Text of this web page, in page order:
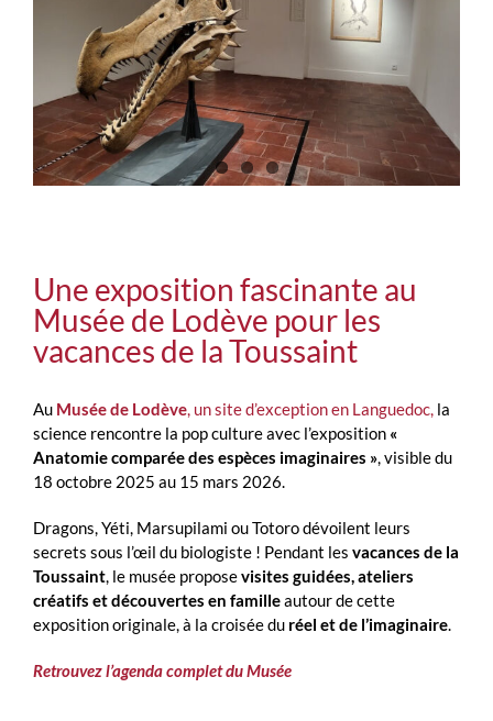
Une exposition fascinante au
Musée de Lodève pour les
vacances de la Toussaint
Au Musée de Lodève, un site d’exception en Languedoc,la
science rencontre la pop culture avec l’exposition «
Anatomie comparée des espèces imaginaires », visible du
18 octobre 2025 au 15 mars 2026.
Dragons, Yéti, Marsupilami ou Totoro dévoilent leurs
secrets sous l’œil du biologiste ! Pendant les vacances de la
Toussaint, le musée proposevisites guidées, ateliers
créatifs et découvertes en familleautour de cette
exposition originale, à la croisée du réel et de l’imaginaire.
Retrouvez l’agenda complet du Musée